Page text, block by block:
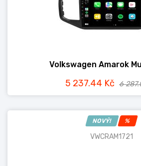
Volkswagen Amarok
5 237.44 Kč 6
NOVÝ! %
VWCRAM1721